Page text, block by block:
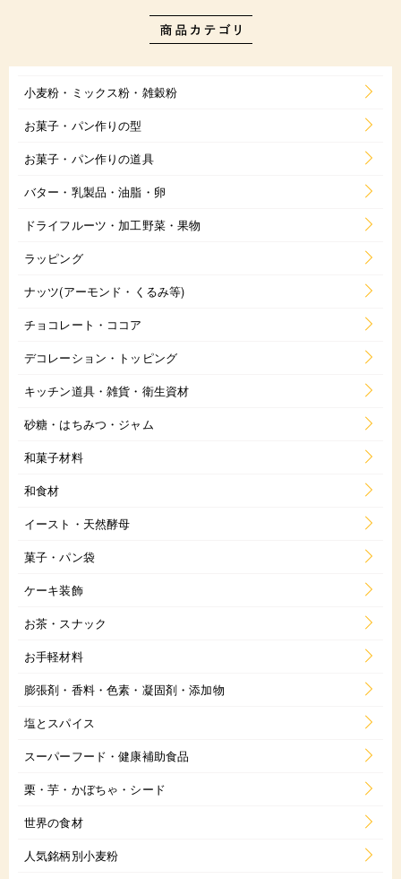
小麦粉・ミックス粉・雑穀粉
お菓子・パン作りの型
お菓子・パン作りの道具
バター・乳製品・油脂・卵
ドライフルーツ・加工野菜・果物
ラッピング
ナッツ(アーモンド・くるみ等)
チョコレート・ココア
デコレーション・トッピング
キッチン道具・雑貨・衛生資材
砂糖・はちみつ・ジャム
和菓子材料
和食材
イースト・天然酵母
菓子・パン袋
ケーキ装飾
お茶・スナック
お手軽材料
膨張剤・香料・色素・凝固剤・添加物
塩とスパイス
スーパーフード・健康補助食品
栗・芋・かぼちゃ・シード
世界の食材
人気銘柄別小麦粉